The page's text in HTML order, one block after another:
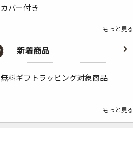
カバー付き
もっと見る
新着商品
無料ギフトラッピング対象商品
もっと見る